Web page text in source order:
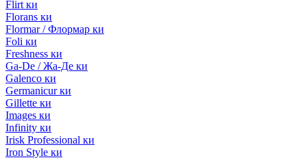
Flirt ки
Florans ки
Flormar / Флормар ки
Foli ки
Freshness ки
Ga-De / Жа-Де ки
Galenco ки
Germanicur ки
Gillette ки
Images ки
Infinity ки
Irisk Professional ки
Iron Style ки